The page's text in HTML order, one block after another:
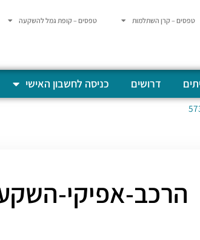
טפסים – קרן השתלמות טפסים – קופת גמל להשקעה
דרושים כניסה לחשבון האישי
הרכב-אפיקי-